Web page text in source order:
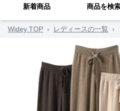
新着商品 商品を検
Widey TOP › レディースの一覧 ›